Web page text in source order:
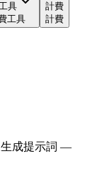
具
工具
計費
計費
生成提示詞 —